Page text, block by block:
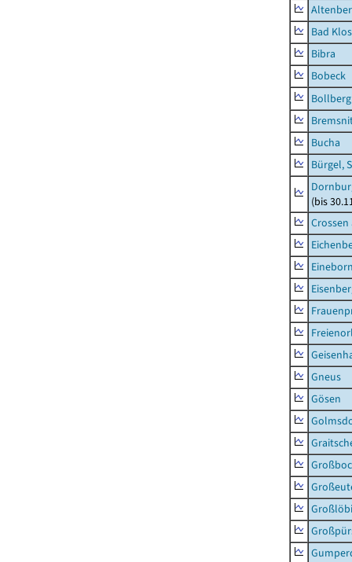
Bad
Bibra
Bobeck
Bollberg
Bucha
Bürgel,
(bis
Gneus
Gösen